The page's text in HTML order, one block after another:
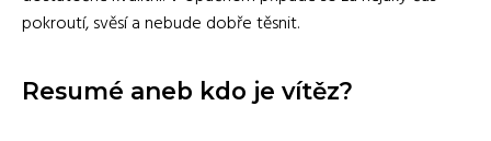
pokroutí, svěsí a nebude dobře těsnit.
Resumé aneb kdo je vítěz?